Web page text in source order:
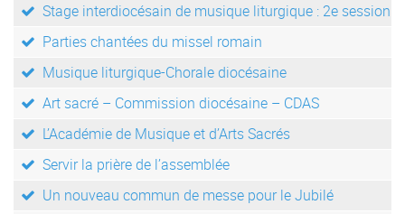
Stage interdiocésain de musique liturgique : 2e session
Parties chantées du missel romain
Musique liturgique-Chorale diocésaine
Art sacré – Commission diocésaine – CDAS
L’Académie de Musique et d’Arts Sacrés
Servir la prière de l’assemblée
Un nouveau commun de messe pour le Jubilé